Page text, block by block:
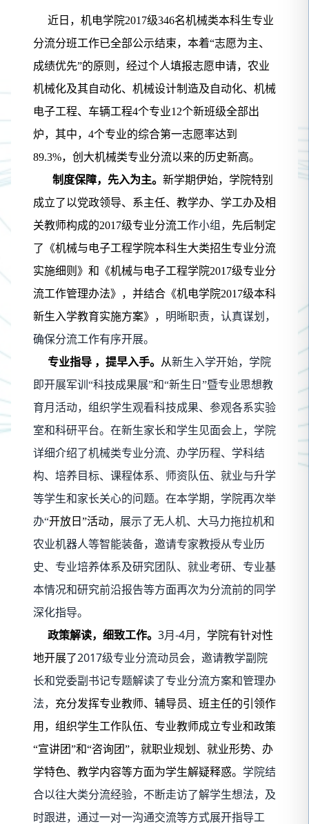
近日，机电学院2017级346名机械类本科生专业
分流分班工作已全部公示结束，本着“志愿为主、
成绩优先”的原则，经过个人填报志愿申请，农业
机械化及其自动化、机械设计制造及自动化、机械
电子工程、车辆工程4个专业12个新班级全部出
炉，其中， 4个专业的综合第一志愿率达到
89.3%，创大机械类专业分流以来的历史新高。
制度保障，先入为主。 新学期伊始，学院特别
成立了以党政领导、系主任、教学办、学工办及相
关教师构成的2017级专业分流工作小组， 先后制定
了《机械与电子工程学院本科生大类招生专业分流
实施细则》和《机械与电子工程学院2017级专业分
流工作管理办法》，并结合《机电学院2017级本科
新生入学教育实施方案》， 明晰职责，认真谋划，
确保分流工作有序开展。
专业指导 ，提早入手。 从新生入学开始，学院
即开展军训“科技成果展”和“新生日”暨专业思想教
育月活动，组织学生观看科技成果、参观各系实验
室和科研平台。在新生家长和学生见面会上，学院
详细介绍了机械类专业分流、办学历程、学科结
构、培养目标、课程体系、师资队伍、就业与升学
等学生和家长关心的问题。在本学期，学院再次举
办“开放日”活动， 展示了无人机、大马力拖拉机和
农业机器人等智能装备，邀请专家教授从专业历
史、专业培养体系及研究团队、就业考研、专业基
本情况和研究前沿报告等方面再次为分流前的同学
深化指导。
政策解读，细致工作。3月-4月， 学院有针对性
地开展了2017级专业分流动员会，邀请教学副院
长和党委副书记专题解读了专业分流方案和管理办
法， 充分发挥专业教师、辅导员、班主任的引领作
用，组织学生工作队伍、专业教师成立专业和政策
“宣讲团”和“咨询团”，就职业规划、就业形势、办
学特色、教学内容等方面为学生解疑释惑。 学院结
合以往大类分流经验，不断走访了解学生想法，及
时跟进，通过一对一沟通交流等方式展开指导工